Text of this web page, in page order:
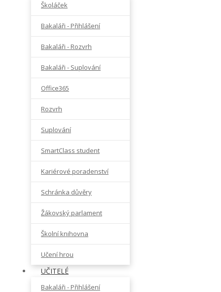
Školáček
Bakaláři - Přihlášení
Bakaláři - Rozvrh
Bakaláři - Suplování
Office365
Rozvrh
Suplování
SmartClass student
Kariérové poradenství
Schránka důvěry
Žákovský parlament
Školní knihovna
Učení hrou
UČITELÉ
Bakaláři - Přihlášení